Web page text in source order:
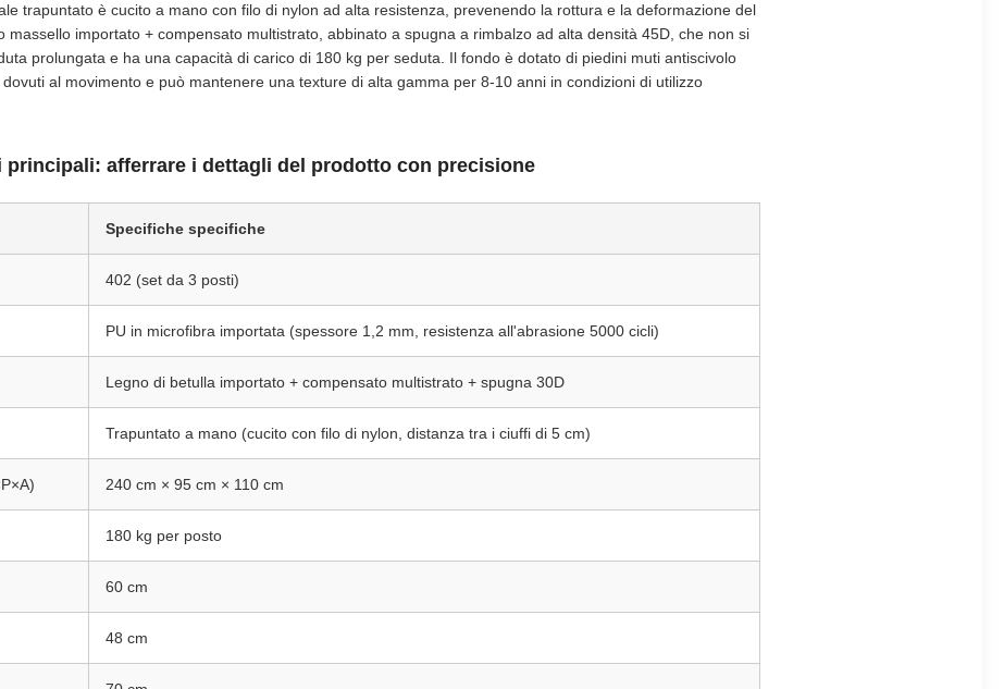
trapuntato è cucito a mano con filo di nylon ad alta resistenza, prevenendo la rottura e la deformazione del
massello importato + compensato multistrato, abbinato a spugna a rimbalzo ad alta densità 45D, che non si
prolungata e ha una capacità di carico di 180 kg per seduta. Il fondo è dotato di piedini muti antiscivolo
al movimento e può mantenere una texture di alta gamma per 8-10 anni in condizioni di utilizzo
principali: afferrare i dettagli del prodotto con precisione
Specifiche specifiche
402 (set da 3 posti)
PU in microfibra importata (spessore 1,2 mm, resistenza all'abrasione 5000 cicli)
Legno di betulla importato + compensato multistrato + spugna 30D
Trapuntato a mano (cucito con filo di nylon, distanza tra i ciuffi di 5 cm)
240 cm × 95 cm × 110 cm
180 kg per posto
60 cm
48 cm